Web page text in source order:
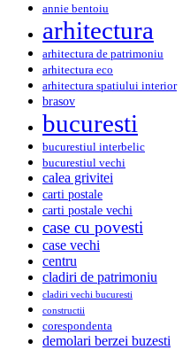
annie bentoiu
arhitectura
arhitectura de patrimoniu
arhitectura eco
arhitectura spatiului interior
brasov
bucuresti
bucurestiul interbelic
bucurestiul vechi
calea grivitei
carti postale
carti postale vechi
case cu povesti
case vechi
centru
cladiri de patrimoniu
cladiri vechi bucuresti
constructii
corespondenta
demolari berzei buzesti